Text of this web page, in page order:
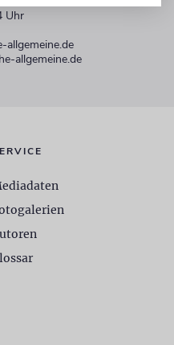
Uhr
allgemeine.de
allgemeine.de